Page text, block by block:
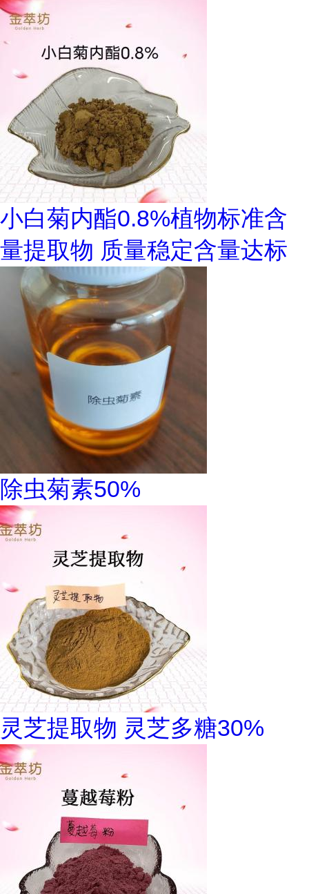
小白菊内酯0.8%植物标准含
量提取物 质量稳定含量达标
除虫菊素50%
灵芝提取物 灵芝多糖30%